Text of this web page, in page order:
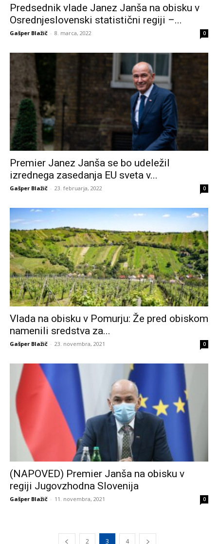
Predsednik vlade Janez Janša na obisku v
Osrednjeslovenski statistični regiji –...
Gašper Blažič - 8. marca, 2022 0
Premier Janez Janša se bo udeležil
izrednega zasedanja EU sveta v...
Gašper Blažič - 23. februarja, 2022 0
Vlada na obisku v Pomurju: Že pred obiskom
namenili sredstva za...
Gašper Blažič - 23. novembra, 2021 0
(NAPOVED) Premier Janša na obisku v
regiji Jugovzhodna Slovenija
Gašper Blažič - 11. novembra, 2021 0
2 3 4